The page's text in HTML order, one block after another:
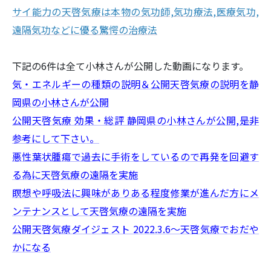
サイ能力の天啓気療は本物の気功師,気功療法,医療気功,
遠隔気功などに優る驚愕の治療法
下記の6件は全て小林さんが公開した動画になります。
気・エネルギーの種類の説明＆公開天啓気療の説明を静
岡県の小林さんが公開
公開天啓気療 効果・総評 静岡県の小林さんが公開,是非
参考にして下さい。
悪性葉状腫瘍で過去に手術をしているので再発を回避す
る為に天啓気療の遠隔を実施
瞑想や呼吸法に興味がありある程度修業が進んだ方にメ
ンテナンスとして天啓気療の遠隔を実施
公開天啓気療ダイジェスト 2022.3.6～天啓気療でおだや
かになる